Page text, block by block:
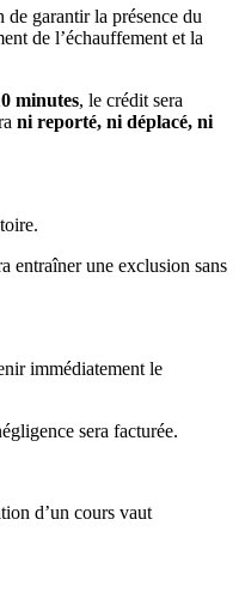
de garantir la présence du
de l’échauffement et la
minutes, le crédit sera
ni reporté, ni déplacé, ni
entraîner une exclusion sans
immédiatement le
sera facturée.
d’un cours vaut